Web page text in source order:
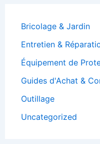
Bricolage & Jardin
Entretien &
Équipement de
Guides d'Achat &
Outillage
Uncategorized